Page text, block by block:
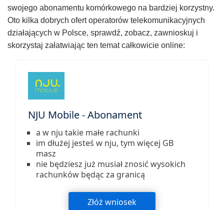
swojego abonamentu komórkowego na bardziej korzystny.
Oto kilka dobrych ofert operatorów telekomunikacyjnych
działających w Polsce, sprawdź, zobacz, zawnioskuj i
skorzystaj załatwiając ten temat całkowicie online:
NJU Mobile - Abonament
a w nju takie małe rachunki
im dłużej jesteś w nju, tym więcej GB
masz
nie będziesz już musiał znosić wysokich
rachunków będąc za granicą
Złóż wniosek